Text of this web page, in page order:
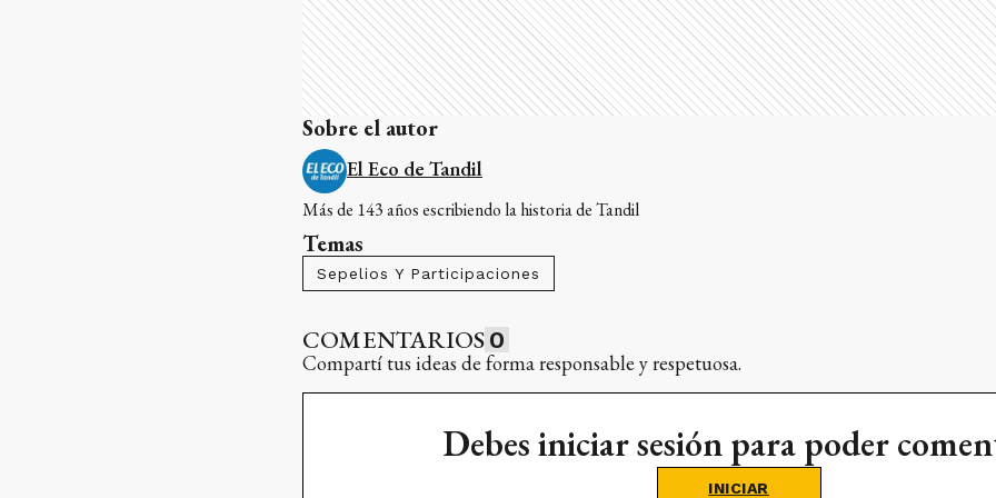
Sobre el autor
El Eco de Tandil
Más de 143 años escribiendo la historia de Tandil
Temas
Sepelios Y Participaciones
COMENTARIOS 0
Compartí tus ideas de forma responsable y respetuosa.
Debes iniciar sesión para poder
INICIAR